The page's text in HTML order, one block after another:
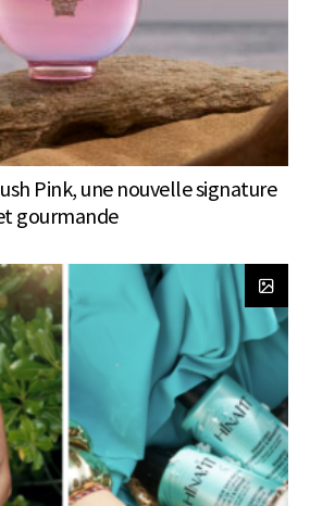
Pink, une nouvelle signature
gourmande